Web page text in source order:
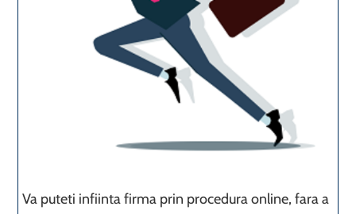
Va puteti infiinta firma prin procedura online, fara a